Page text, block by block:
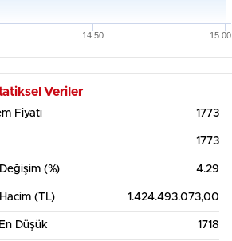
14:50 15:00
Veriler
Fiyatı 1773
1773
(%) 4.29
(TL) 1.424.493.073,00
Düşük 1718